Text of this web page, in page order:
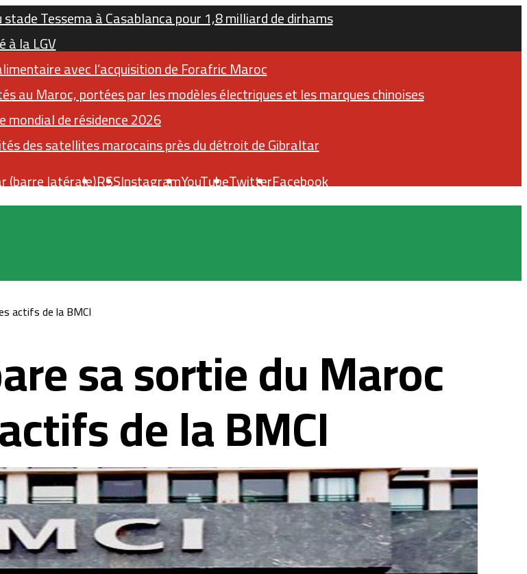
Tessema à Casablanca pour 1,8 milliard de dirhams
à la LGV
avec l’acquisition de Forafric Maroc
au Maroc, portées par les modèles électriques et les marques chinoises
mondial de résidence 2026
des satellites marocains près du détroit de Gibraltar
(barre latérale)RSSInstagramYouTubeTwitterFacebook
actifs de la BMCI
sa sortie du Maroc
de la BMCI